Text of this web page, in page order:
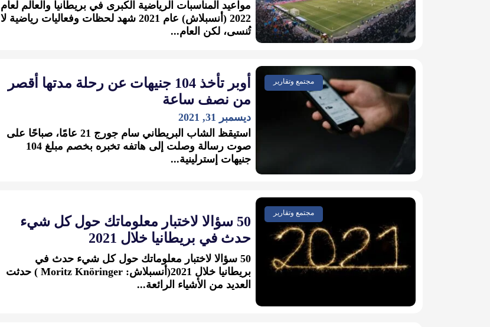
مواعيد المناسبات الرياضية الكبرى في بريطانيا والعالم لعام
2022 (أنسبلاش) عام 2021 شهد لحظات وفعاليات رياضية لا
تُنسى، لكن العام...
مجتمع وتقارير
أوبر تأخذ 104 جنيهات عن رحلة مدتها أقصر
من نصف ساعة
ديسمبر 31, 2021
استيقظ الشاب البريطاني سام جورج 21 عامًا، صباحًا على
صوت رسالة وصلت إلى هاتفه تخبره بخصم مبلغ 104
جنيهات إسترلينية...
مجتمع وتقارير
50 سؤالا لاختبار معلوماتك حول كل شيء
حدث في بريطانيا خلال 2021
50 سؤالا لاختبار معلوماتك حول كل شيء حدث في
بريطانيا خلال 2021(أنسبلاش: Moritz Knöringer ) حدثت
العديد من الأشياء الرائعة...